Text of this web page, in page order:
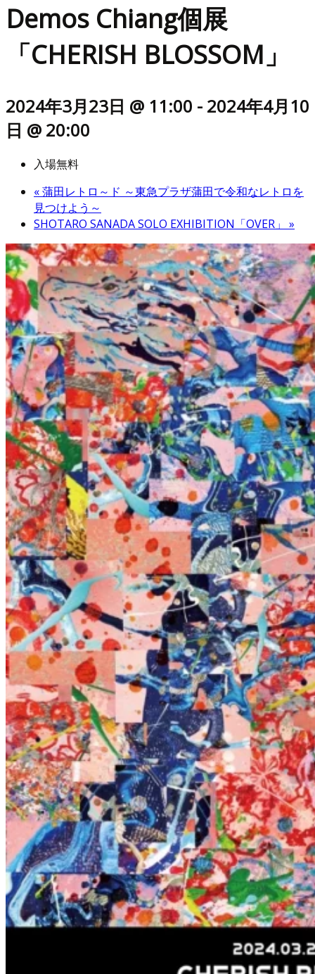
Demos Chiang個展
「CHERISH BLOSSOM」
2024年3月23日 @ 11:00 - 2024年4月10
日 @ 20:00
入場無料
«蒲田レトロ～ド ～東急プラザ蒲田で令和なレトロを
見つけよう～
SHOTARO SANADA SOLO EXHIBITION「OVER」 »